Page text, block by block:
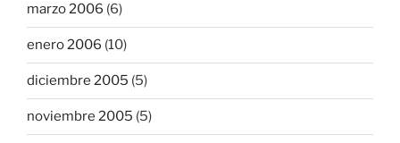
marzo 2006 (6)
enero 2006 (10)
diciembre 2005 (5)
noviembre 2005 (5)